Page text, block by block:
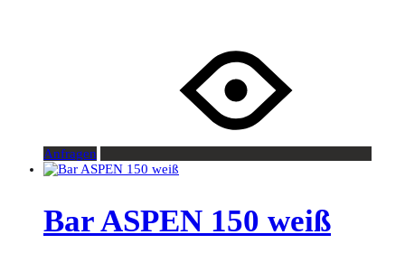
Anfragen
Bar ASPEN 150 weiß